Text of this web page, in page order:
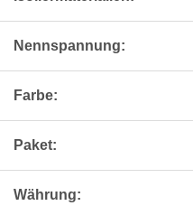
Nennspannung:
Farbe:
Paket:
Währung: